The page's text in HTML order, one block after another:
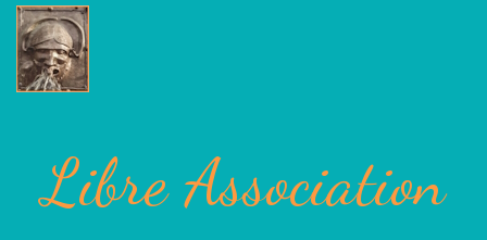
Libre Association